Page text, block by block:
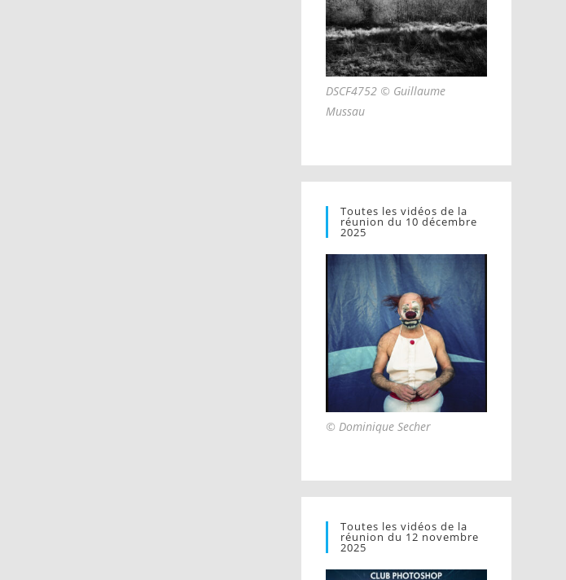
DSCF4752 © Guillaume
Mussau
Toutes les vidéos de la
réunion du 10 décembre
2025
© Dominique Secher
Toutes les vidéos de la
réunion du 12 novembre
2025